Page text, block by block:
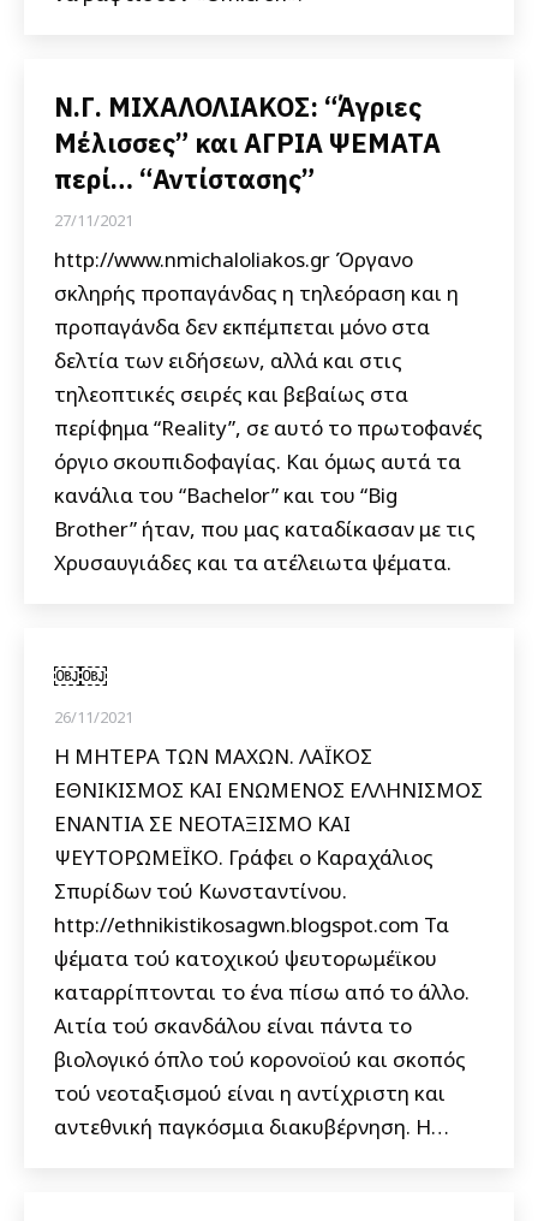
Ν.Γ. ΜΙΧΑΛΟΛΙΑΚΟΣ: “Άγριες
Μέλισσες” και ΑΓΡΙΑ ΨΕΜΑΤΑ
περί… “Αντίστασης”
27/11/2021
http://www.nmichaloliakos.gr Όργανο
σκληρής προπαγάνδας η τηλεόραση και η
προπαγάνδα δεν εκπέμπεται μόνο στα
δελτία των ειδήσεων, αλλά και στις
τηλεοπτικές σειρές και βεβαίως στα
περίφημα “Reality”, σε αυτό το πρωτοφανές
όργιο σκουπιδοφαγίας. Και όμως αυτά τα
κανάλια του “Bachelor” και του “Big
Brother” ήταν, που μας καταδίκασαν με τις
Χρυσαυγιάδες και τα ατέλειωτα ψέματα.
￼￼
26/11/2021
Η ΜΗΤΕΡΑ ΤΩΝ ΜΑΧΩΝ. ΛΑΪΚΟΣ
ΕΘΝΙΚΙΣΜΟΣ ΚΑΙ ΕΝΩΜΕΝΟΣ ΕΛΛΗΝΙΣΜΟΣ
ΕΝΑΝΤΙΑ ΣΕ ΝΕΟΤΑΞΙΣΜΟ ΚΑΙ
ΨΕΥΤΟΡΩΜΕΪΚΟ. Γράφει ο Καραχάλιος
Σπυρίδων τού Κωνσταντίνου.
http://ethnikistikosagwn.blogspot.com Τα
ψέματα τού κατοχικού ψευτορωμέϊκου
καταρρίπτονται το ένα πίσω από το άλλο.
Αιτία τού σκανδάλου είναι πάντα το
βιολογικό όπλο τού κορονοϊού και σκοπός
τού νεοταξισμού είναι η αντίχριστη και
αντεθνική παγκόσμια διακυβέρνηση. Η…